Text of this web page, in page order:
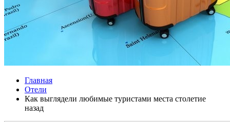
Главная
Отели
Как выглядели любимые туристами места столетие
назад